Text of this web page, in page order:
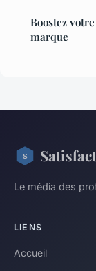
Boostez
marque
Le média des
LIENS
Accueil